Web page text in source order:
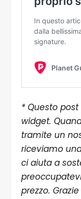
* Questo
widget.
tramite un
riceviamo
ci aiuta a
prezzo.